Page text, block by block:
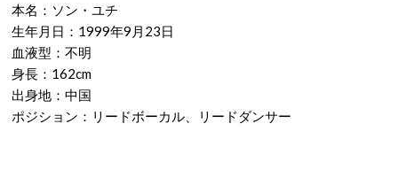
本名：ソン・ユチ
生年月日：1999年9月23日
血液型：不明
身長：162cm
出身地：中国
ポジション：リードボーカル、リードダンサー